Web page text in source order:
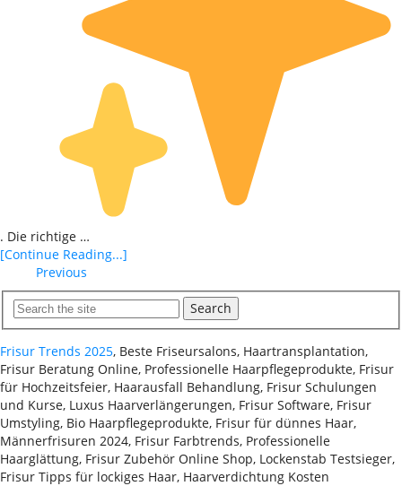
. Die richtige …
[Continue Reading...]
Previous
Search
Frisur Trends 2025, Beste Friseursalons, Haartransplantation,
Frisur Beratung Online, Professionelle Haarpflegeprodukte, Frisur
für Hochzeitsfeier, Haarausfall Behandlung, Frisur Schulungen
und Kurse, Luxus Haarverlängerungen, Frisur Software, Frisur
Umstyling, Bio Haarpflegeprodukte, Frisur für dünnes Haar,
Männerfrisuren 2024, Frisur Farbtrends, Professionelle
Haarglättung, Frisur Zubehör Online Shop, Lockenstab Testsieger,
Frisur Tipps für lockiges Haar, Haarverdichtung Kosten